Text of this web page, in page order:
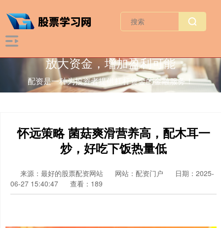
放大资金，增加盈利可能
配资是一种为投资者提供杠杆资金的金融服务！
怀远策略 菌菇爽滑营养高，配木耳一
炒，好吃下饭热量低
来源：最好的股票配资网站 网站：配资门户
日期：2025-
06-27 15:40:47
查看：189